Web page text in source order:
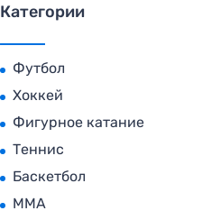
Категории
Футбол
Хоккей
Фигурное катание
Теннис
Баскетбол
MMA